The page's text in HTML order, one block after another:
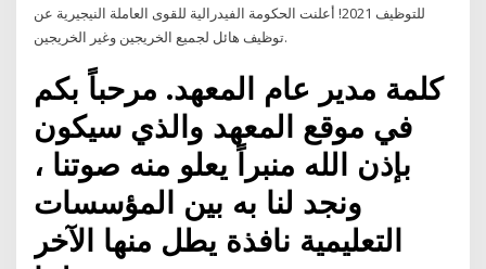
للتوظيف 2021! أعلنت الحكومة الفيدرالية للقوى العاملة النيجيرية عن
توظيف هائل لجميع الخريجين وغير الخريجين.
كلمة مدير عام المعهد. مرحباً بكم
في موقع المعهد والذي سيكون
بإذن الله منبراً يعلو منه صوتنا ،
ونجد لنا به بين المؤسسات
التعليمية نافذة يطل منها الآخر